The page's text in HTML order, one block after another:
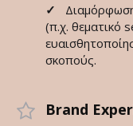
✓
(π.χ. θεματικό
σκοπούς.
Brand